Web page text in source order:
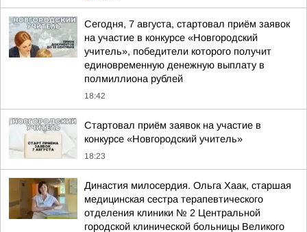
Сегодня, 7 августа, стартовал приём заявок
на участие в конкурсе «Новгородский
учитель», победители которого получит
единовременную денежную выплату в
полмиллиона рублей
18:42
Стартовал приём заявок на участие в
конкурсе «Новгородский учитель»
18:23
Династия милосердия. Ольга Хаак, старшая
медицинская сестра терапевтического
отделения клиники № 2 Центральной
городской клинической больницы Великого